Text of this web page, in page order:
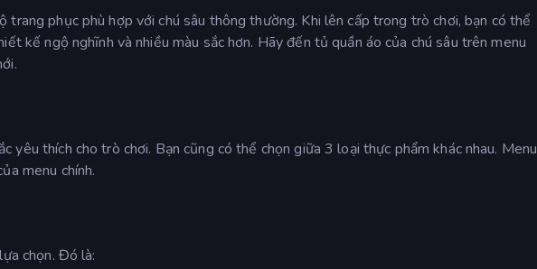
trang phục phù hợp với chú sâu thông thường. Khi lên cấp trong trò chơi, bạn có thể
kế ngộ nghĩnh và nhiều màu sắc hơn. Hãy đến tủ quần áo của chú sâu trên menu
yêu thích cho trò chơi. Bạn cũng có thể chọn giữa 3 loại thực phẩm khác nhau. Menu
menu chính.
chọn. Đó là: